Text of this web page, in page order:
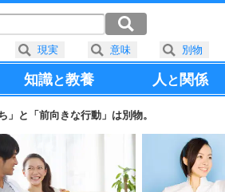
知識と教養 人と 関係
」と「前向きな行動」は別物。
現実 意味 別物